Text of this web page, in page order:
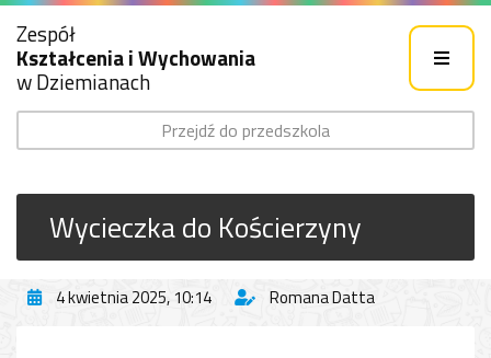
Zespół
Kształcenia i Wychowania
w Dziemianach
Przejdź do przedszkola
Wycieczka do Kościerzyny
4 kwietnia 2025, 10:14 Romana Datta